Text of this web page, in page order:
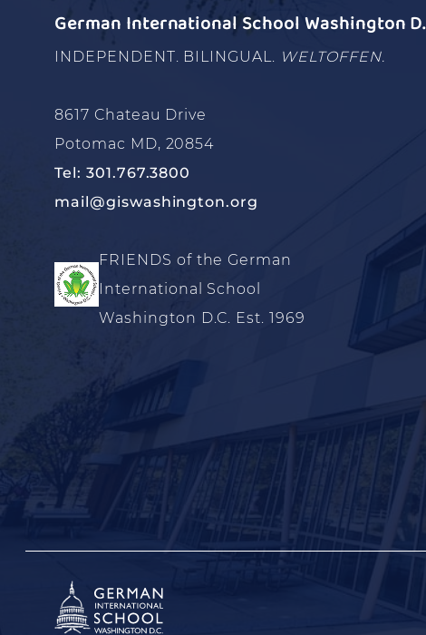
German International School Washington
INDEPENDENT. BILINGUAL. WELTOFFEN.
8617 Chateau Drive
Potomac MD, 20854
Tel: 301.767.3800
mail@giswashington.org
FRIENDS of the German
International School
Washington D.C. Est. 1969